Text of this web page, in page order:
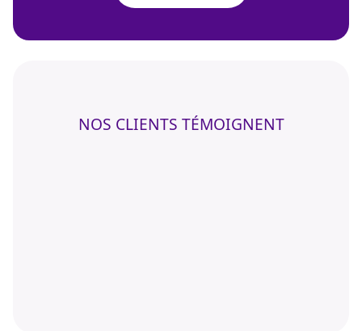
NOS CLIENTS TÉMOIGNENT